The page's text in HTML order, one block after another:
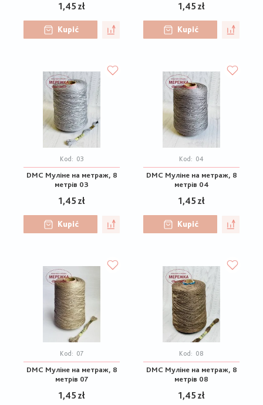
1,45 zł
Kupić
1,45 zł
Kupić
Kod: 03
DMC Муліне на метраж, 8
метрів 03
1,45 zł
Kupić
Kod: 04
DMC Муліне на метраж, 8
метрів 04
1,45 zł
Kupić
Kod: 07
DMC Муліне на метраж, 8
метрів 07
1,45 zł
Kod: 08
DMC Муліне на метраж, 8
метрів 08
1,45 zł